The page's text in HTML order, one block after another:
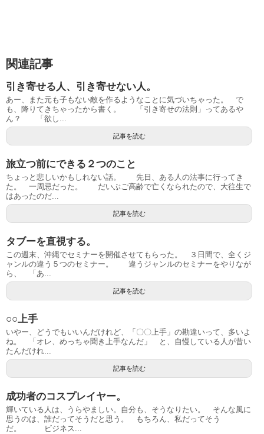
関連記事
引き寄せる人、引き寄せない人。
あー、また元も子もない敵を作るようなことに気づいちゃった。 で
も、降りてきちゃったから書く。 「引き寄せの法則」ってあるや
ん？ 「欲し...
記事を読む
旅立つ前にできる２つのこと
ちょっと悲しいかもしれない話。 先日、ある人の法事に行ってき
た。 一周忌だった。 だいぶご高齢で亡くなられたので、大往生で
はあったのだ...
記事を読む
タブーを直視する。
この週末、沖縄でセミナーを開催させてもらった。 ３日間で、全くジ
ャンルの違う５つのセミナー。 違うジャンルのセミナーをやりなが
ら、 「あ...
記事を読む
○○上手
いやー、どうでもいいんだけれど、「〇〇上手」の勘違いって、多いよ
ね。 「オレ、めっちゃ聞き上手なんだ」 と、自慢している人が昔い
たんだけれ...
記事を読む
成功者のコスプレイヤー。
輝いている人は、うらやましい。自分も、そうなりたい。 そんな風に
思うのは、誰だってそうだと思う。 もちろん、私だってそう
だ。 ビジネス...